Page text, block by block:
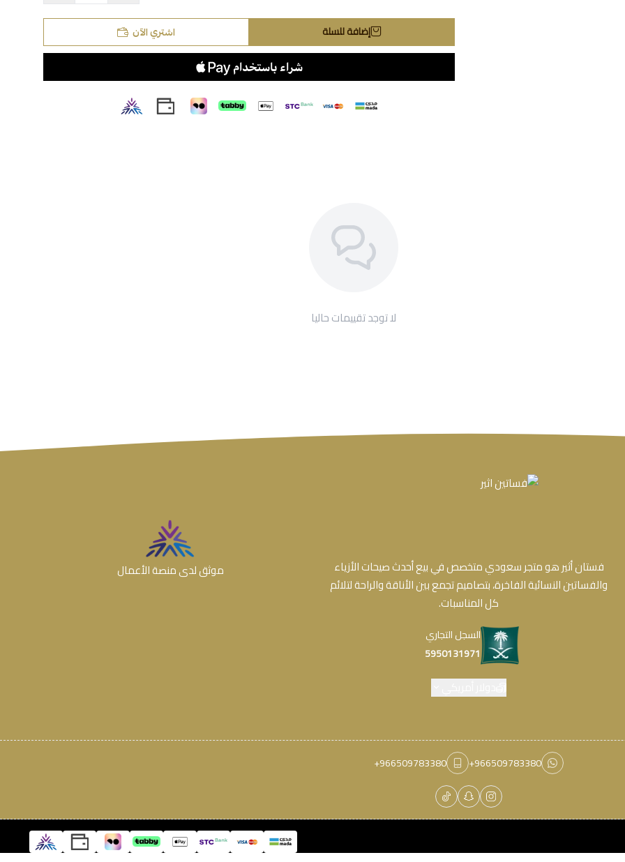
إضافة للسلة اشتري الآن
لا توجد تقييمات حاليا
فستان أثير هو متجر سعودي متخصص في بيع أحدث صيحات الأزياء
والفساتين النسائية الفاخرة، بتصاميم تجمع بين الأناقة والراحة لتلائم
كل المناسبات.
السجل التجاري
5950131971
موثق لدى منصة الأعمال
+966509783380
+966509783380